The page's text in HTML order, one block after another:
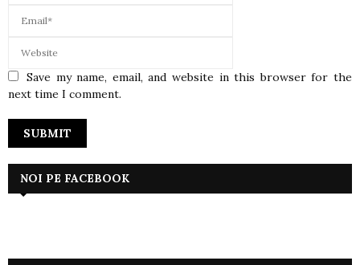
Save my name, email, and website in this browser for the
next time I comment.
NOI PE FACEBOOK